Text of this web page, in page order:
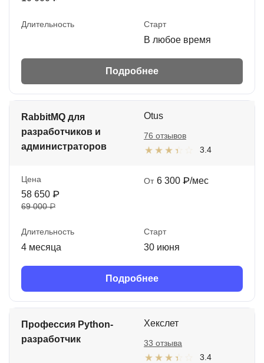
Длительность Старт
В любое время
Подробнее
RabbitMQ для
разработчиков и
администраторов
Otus
3.4
76 отзывов
Цена
58 650 ₽
69 000 ₽
От 6 300 ₽/мес
Длительность
4 месяца
Старт
30 июня
Подробнее
Профессия Python-
разработчик
Хекслет
3.4
33 отзыва